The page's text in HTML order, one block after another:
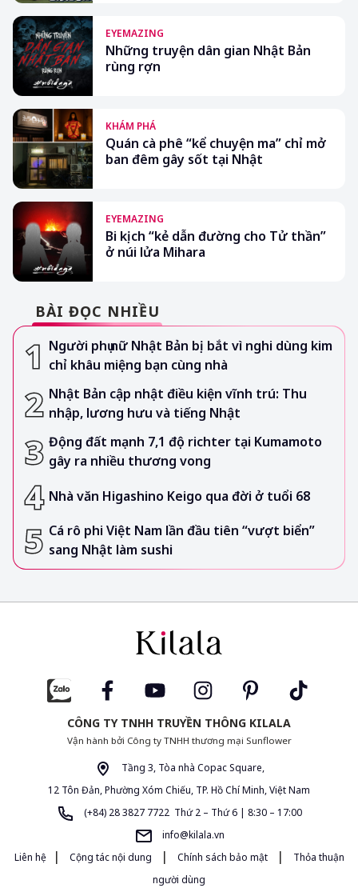
EYEMAZING
Những truyện dân gian Nhật Bản
rùng rợn
KHÁM PHÁ
Quán cà phê “kể chuyện ma” chỉ mở
ban đêm gây sốt tại Nhật
EYEMAZING
Bi kịch “kẻ dẫn đường cho Tử thần”
ở núi lửa Mihara
BÀI ĐỌC NHIỀU
Người phụ nữ Nhật Bản bị bắt vì nghi dùng kim
chỉ khâu miệng bạn cùng nhà
Nhật Bản cập nhật điều kiện vĩnh trú: Thu
nhập, lương hưu và tiếng Nhật
Động đất mạnh 7,1 độ richter tại Kumamoto
gây ra nhiều thương vong
Nhà văn Higashino Keigo qua đời ở tuổi 68
Cá rô phi Việt Nam lần đầu tiên “vượt biển”
sang Nhật làm sushi
CÔNG TY TNHH TRUYỀN THÔNG KILALA
Vận hành bởi Công ty TNHH thương mại Sunflower
Tầng 3, Tòa nhà Copac Square,
12 Tôn Đản, Phường Xóm Chiếu, TP. Hồ Chí Minh, Việt Nam
(+84) 28 3827 7722 Thứ 2 – Thứ 6 | 8:30 – 17:00
info@kilala.vn
Liên hệ
| Cộng tác nội dung | Chính sách bảo mật |
Thỏa thuận
người dùng